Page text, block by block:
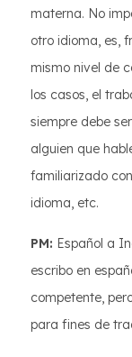
materna. No
otro idioma, es,
mismo nivel de
los casos, el
siempre debe
alguien que
familiarizado
idioma, etc.
PM: Español a
escribo en
competente,
para fines de